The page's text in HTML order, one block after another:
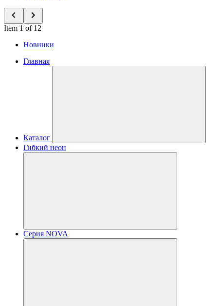
Item 1 of 12
Новинки
Главная
Каталог
Гибкий неон
Серия NOVA